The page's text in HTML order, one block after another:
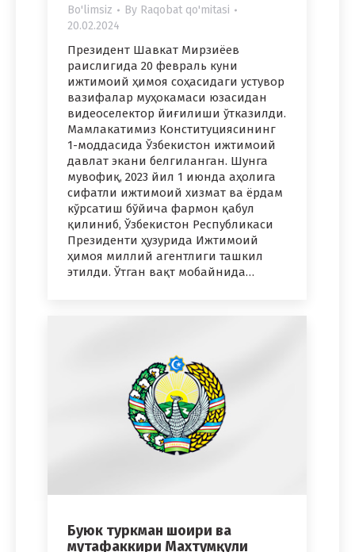
Bo'limsiz By Raqobat qo'mitasi
20.02.2024
Президент Шавкат Мирзиёев
раислигида 20 февраль куни
ижтимоий ҳимоя соҳасидаги устувор
вазифалар муҳокамаси юзасидан
видеоселектор йиғилиши ўтказилди.
Мамлакатимиз Конституциясининг
1-моддасида Ўзбекистон ижтимоий
давлат экани белгиланган. Шунга
мувофиқ, 2023 йил 1 июнда аҳолига
сифатли ижтимоий хизмат ва ёрдам
кўрсатиш бўйича фармон қабул
қилиниб, Ўзбекистон Республикаси
Президенти ҳузурида Ижтимоий
ҳимоя миллий агентлиги ташкил
этилди. Ўтган вақт мобайнида…
Буюк туркман шоири ва
мутафаккири Махтумқули